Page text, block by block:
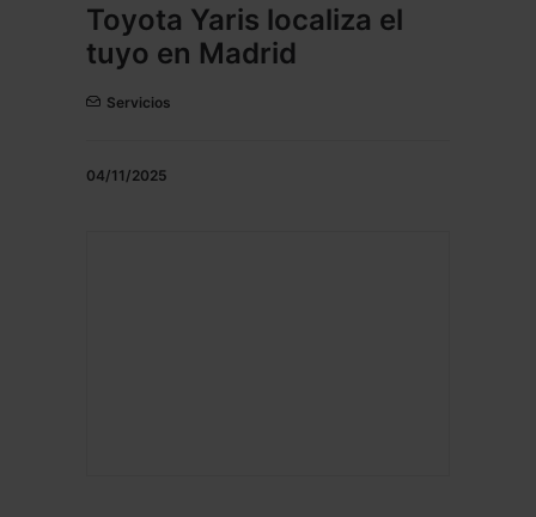
Toyota Yaris localiza el
tuyo en Madrid
Servicios
04/11/2025